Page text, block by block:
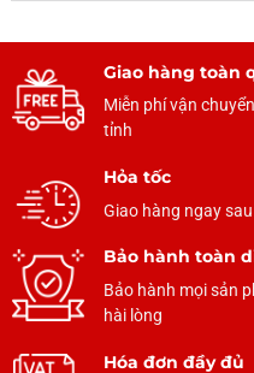
Giao hàng toàn
Miễn phí vận
tỉnh
Hỏa tốc
Giao hàng ngay
Bảo hành toàn
Bảo hành mọi sản
hài lòng
Hóa đơn đầy đủ